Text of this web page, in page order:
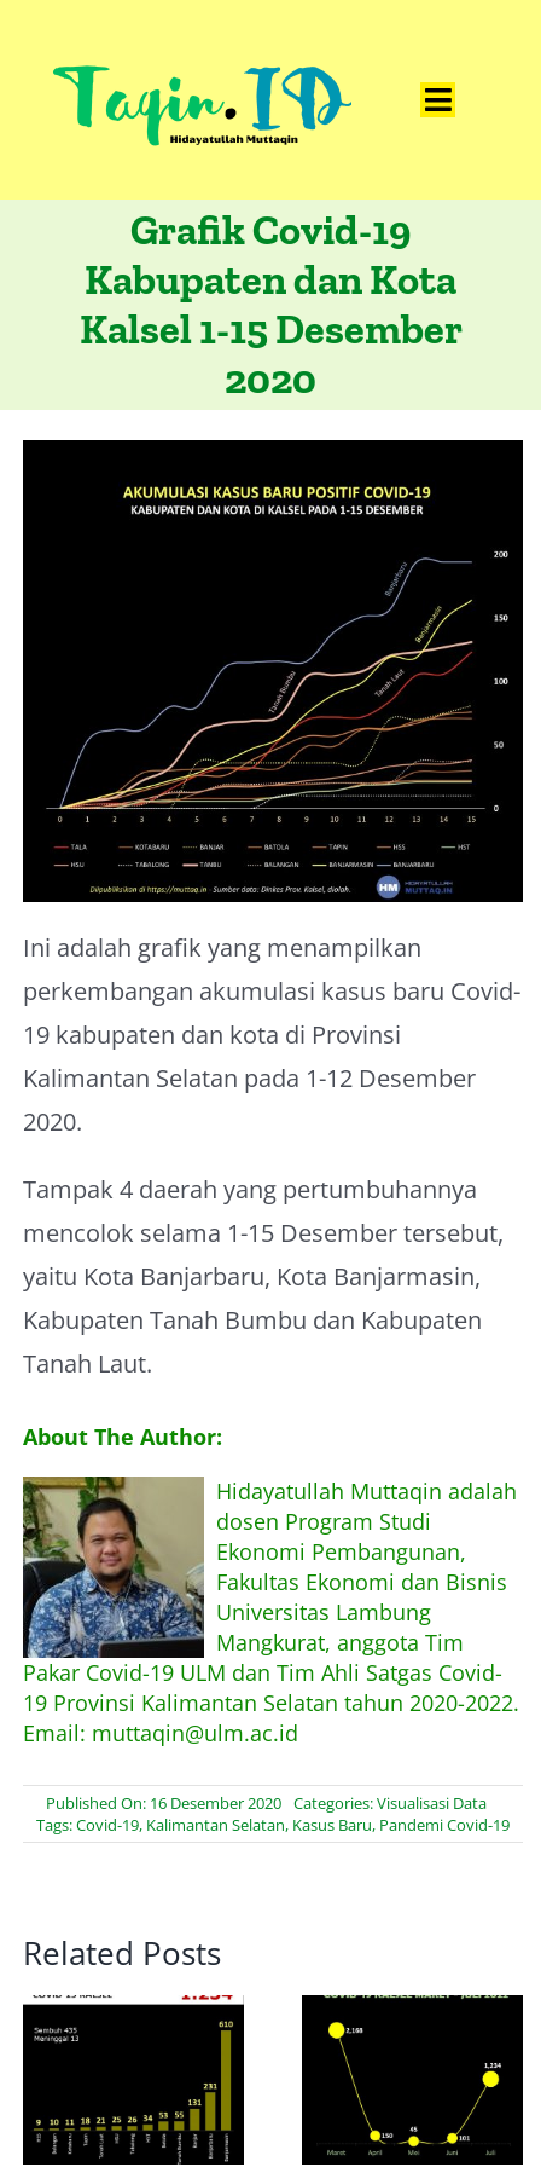
content
Toggle
Catatan
Artikel
Visualisasi
Media
About Me
Grafik Covid-19
Kabupaten dan Kota
Kalsel 1-15 Desember
2020
Ini adalah grafik yang menampilkan
perkembangan akumulasi kasus baru Covid-
19 kabupaten dan kota di Provinsi
Kalimantan Selatan pada 1-12 Desember
2020.
Tampak 4 daerah yang pertumbuhannya
mencolok selama 1-15 Desember tersebut,
yaitu Kota Banjarbaru, Kota Banjarmasin,
Kabupaten Tanah Bumbu dan Kabupaten
Tanah Laut.
About The Author:
Hidayatullah Muttaqin adalah
dosen Program Studi
Ekonomi Pembangunan,
Fakultas Ekonomi dan Bisnis
Universitas Lambung
Mangkurat, anggota Tim
Pakar Covid-19 ULM dan Tim Ahli Satgas Covid-
19 Provinsi Kalimantan Selatan tahun 2020-2022.
Email: muttaqin@ulm.ac.id
Published On: 16 Desember 2020 Categories:Visualisasi Data
Tags:Covid-19, Kalimantan Selatan, Kasus Baru, Pandemi Covid-19
Related Posts